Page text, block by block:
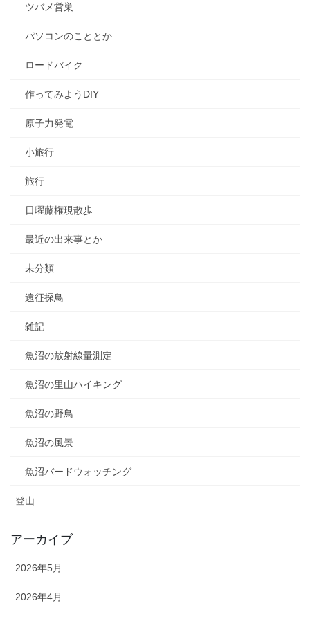
ツバメ営巣
パソコンのこととか
ロードバイク
作ってみようDIY
原子力発電
小旅行
旅行
日曜藤権現散歩
最近の出来事とか
未分類
遠征探鳥
雑記
魚沼の放射線量測定
魚沼の里山ハイキング
魚沼の野鳥
魚沼の風景
魚沼バードウォッチング
登山
アーカイブ
2026年5月
2026年4月